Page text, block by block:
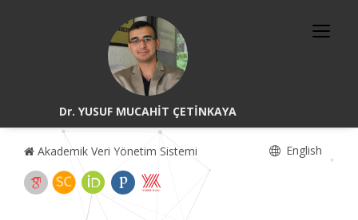
Dr. YUSUF MUCAHİT ÇETİNKAYA
Akademik Veri Yönetim Sistemi English